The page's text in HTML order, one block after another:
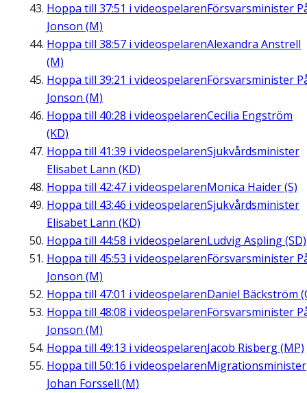
Hoppa till 37:51 i videospelarenFörsvarsminister
Jonson (M)
Hoppa till 38:57 i videospelarenAlexandra Anstrell
(M)
Hoppa till 39:21 i videospelarenFörsvarsminister
Jonson (M)
Hoppa till 40:28 i videospelarenCecilia Engström
(KD)
Hoppa till 41:39 i videospelarenSjukvårdsminister
Elisabet Lann (KD)
Hoppa till 42:47 i videospelarenMonica Haider (S)
Hoppa till 43:46 i videospelarenSjukvårdsminister
Elisabet Lann (KD)
Hoppa till 44:58 i videospelarenLudvig Aspling (SD)
Hoppa till 45:53 i videospelarenFörsvarsminister
Jonson (M)
Hoppa till 47:01 i videospelarenDaniel Bäckström
Hoppa till 48:08 i videospelarenFörsvarsminister
Jonson (M)
Hoppa till 49:13 i videospelarenJacob Risberg (MP)
Hoppa till 50:16 i videospelarenMigrationsminister
Johan Forssell (M)